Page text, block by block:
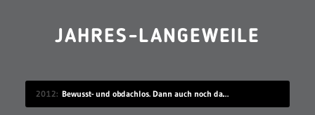
JAHRES-LANGEWEILE
2012 Bewusst- und obdachlos. Dann auch noch das…